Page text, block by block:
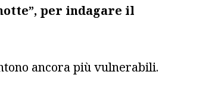
per indagare il
ancora più vulnerabili.